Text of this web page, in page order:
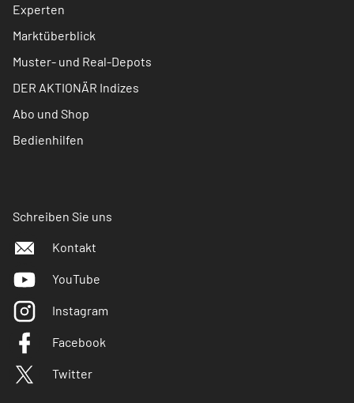
Experten
Marktüberblick
Muster- und Real-Depots
DER AKTIONÄR Indizes
Abo und Shop
Bedienhilfen
Schreiben Sie uns
Kontakt
YouTube
Instagram
Facebook
Twitter